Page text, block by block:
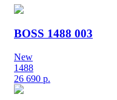
BOSS 1488 003
New
1488
26 690 р.